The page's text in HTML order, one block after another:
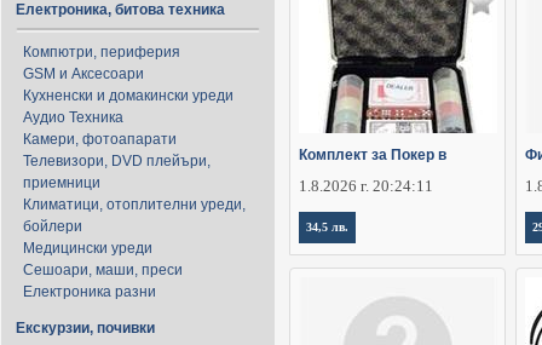
Електроника, битова техника
Компютри, периферия
GSM и Аксесоари
Кухненски и домакински уреди
Аудио Техника
Камери, фотоапарати
Телевизори, DVD плейъри,
приемници
Климатици, отоплителни уреди,
бойлери
Медицински уреди
Сешоари, маши, преси
Електроника разни
Екскурзии, почивки
Комплект за Покер в
1.8.2026 г. 20:24:11
34,5 лв.